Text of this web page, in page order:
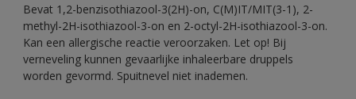
Bevat 1,2-benzisothiazool-3(2H)-on, C(M)IT/MIT(3-1), 2-
methyl-2H-isothiazool-3-on en 2-octyl-2H-isothiazool-3-on.
Kan een allergische reactie veroorzaken. Let op! Bij
verneveling kunnen gevaarlijke inhaleerbare druppels
worden gevormd. Spuitnevel niet inademen.